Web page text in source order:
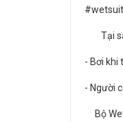
#wetsuit
Tại
- Bơi khi
- Người
Bộ